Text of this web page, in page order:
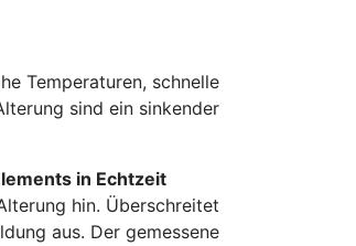
Temperaturen, schnelle
sind ein sinkender
in Echtzeit
hin. Überschreitet
aus. Der gemessene